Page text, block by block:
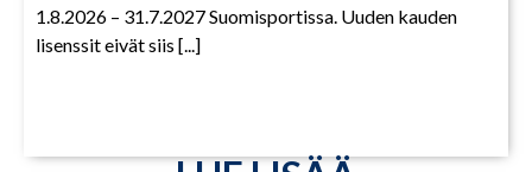
1.8.2026 – 31.7.2027 Suomisportissa. Uuden kauden
lisenssit eivät siis [...]